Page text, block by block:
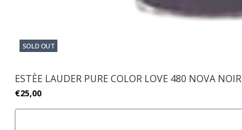
SOLD OUT
ESTÈE LAUDER PURE COLOR LOVE 480 NOVA NOIR
€25,00